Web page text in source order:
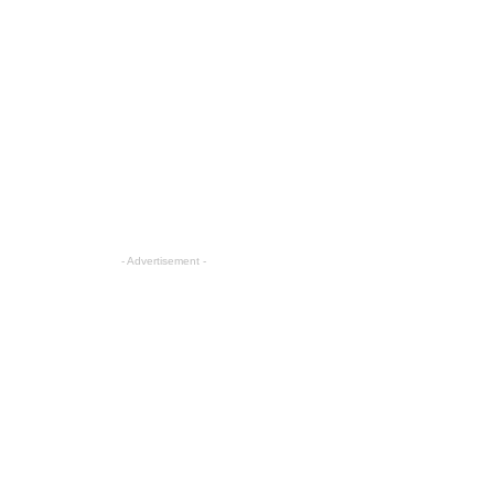
- Advertisement -